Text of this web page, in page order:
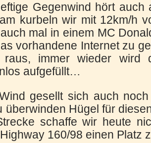
Gegenwind hört auch
kurbeln wir mit 12km/h
mal in einem MC
vorhandene Internet zu
raus, immer wieder wird
aufgefüllt…
gesellt sich auch
überwinden Hügel für
schaffe wir heute
160/98 einen Platz